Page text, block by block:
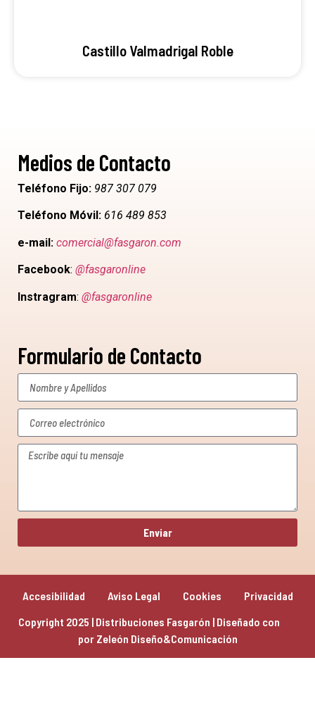
Castillo Valmadrigal Roble
Medios de Contacto
Teléfono Fijo: 987 307 079
Teléfono Móvil: 616 489 853
e-mail: comercial@fasgaron.com
Facebook: @fasgaronline
Instragram: @fasgaronline
Enviar
Formulario de Contacto
Copyright 2025 | Distribuciones Fasgarón | Diseñado con
por Zeleón Diseño&Comunicación
Accesibilidad Aviso Legal Cookies Privacidad